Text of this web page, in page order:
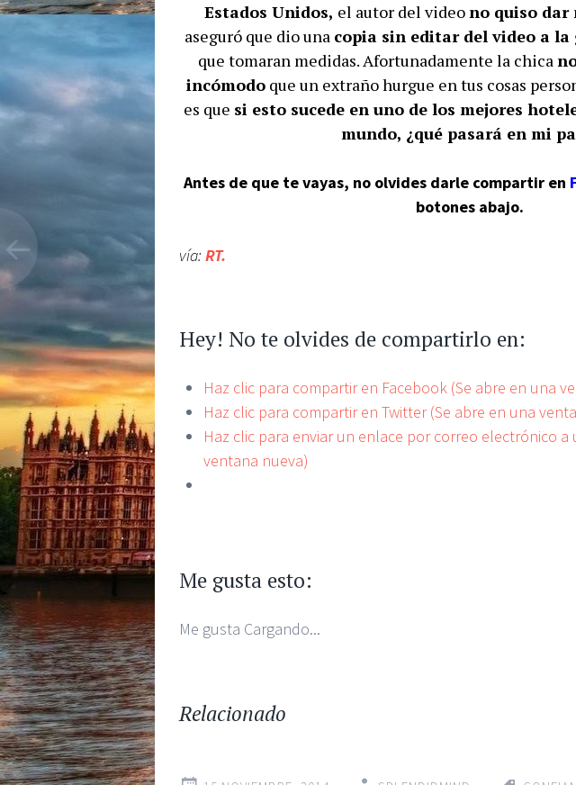
Estados Unidos, el autor del videono quiso dar
aseguró que dio una copia sin editar del video a
que tomaran medidas. Afortunadamente la chica
incómodo que un extraño hurgue en tus cosas
es que si esto sucede en uno de los mejores
mundo, ¿qué pasará en mi
Antes de que te vayas, no olvides darle compartir en
botones abajo.
vía: RT.
Hey! No te olvides de compartirlo en:
Haz clic para compartir en Facebook (Se abre en una
Haz clic para compartir en Twitter (Se abre en una
Haz clic para enviar un enlace por correo electrónico a
ventana nueva)
Me gusta esto:
Me gusta Cargando...
Relacionado